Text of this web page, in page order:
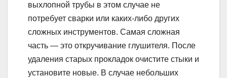
выхлопной трубы в этом случае не
потребует сварки или каких-либо других
сложных инструментов. Самая сложная
часть — это откручивание глушителя. После
удаления старых прокладок очистите стыки и
установите новые. В случае небольших